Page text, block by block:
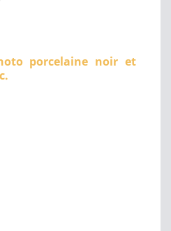
porcelaine noir et